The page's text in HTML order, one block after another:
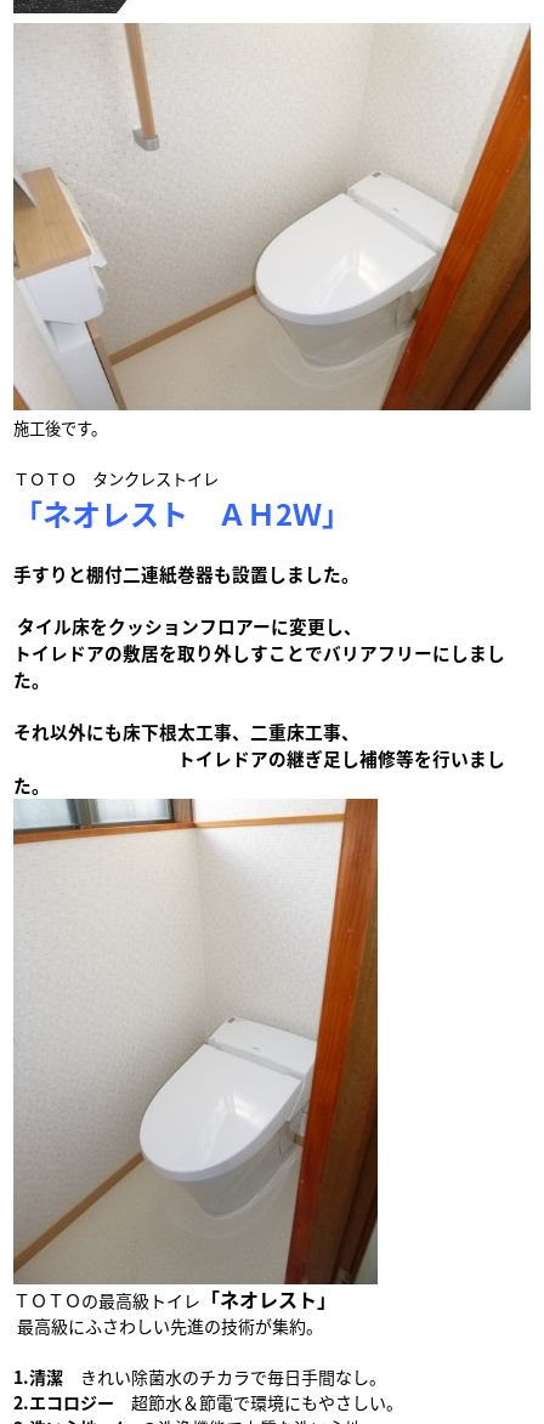
施工後です。
ＴＯＴＯ タンクレストイレ
「ネオレスト ＡＨ2Ｗ」
手すりと棚付二連紙巻器も設置しました。
タイル床をクッションフロアーに変更し、
トイレドアの敷居を取り外しすことでバリアフリーにしまし
た。
それ以外にも床下根太工事、二重床工事、
トイレドアの継ぎ足し補修等を行いまし
た。
ＴＯＴＯの最高級トイレ 「ネオレスト」
最高級にふさわしい先進の技術が集約。
1.清潔 きれい除菌水のチカラで毎日手間なし。
2.エコロジー 超節水＆節電で環境にもやさしい。